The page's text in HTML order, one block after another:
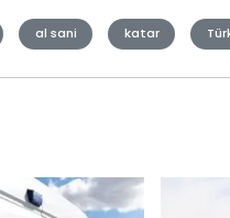
al sani katar